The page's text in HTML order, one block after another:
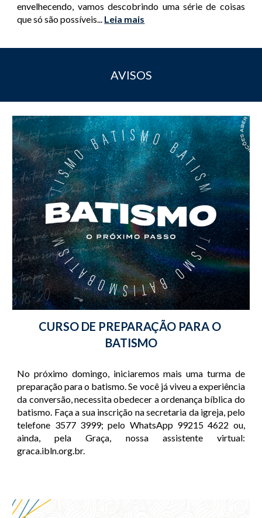
envelhecendo, vamos descobrindo uma série de coisas
que só são possíveis... Leia mais
AVISOS
CURSO DE PREPARAÇÃO PARA O
BATISMO
No próximo domingo, iniciaremos mais uma turma de
preparação para o batismo. Se você já viveu a experiência
da conversão, necessita obedecer a ordenança bíblica do
batismo. Faça a sua inscrição na secretaria da igreja, pelo
telefone 3577 3999; pelo WhatsApp 99215 4622 ou,
ainda, pela Graça, nossa assistente virtual:
graca.ibln.org.br.